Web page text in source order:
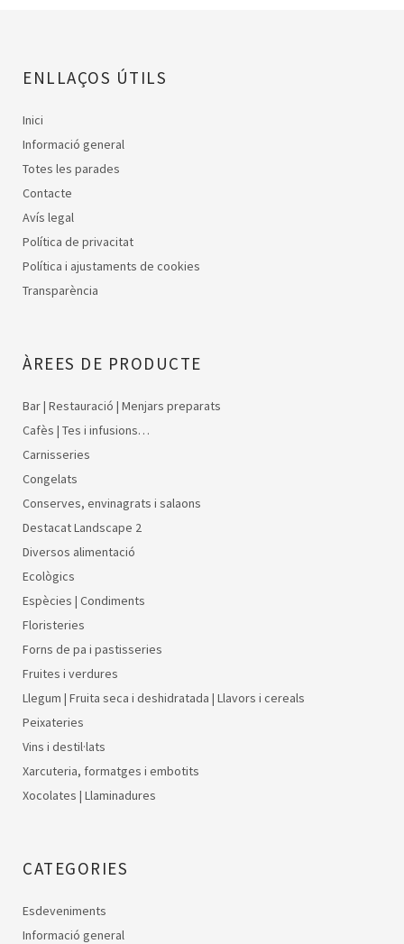
ENLLAÇOS ÚTILS
Inici
Informació general
Totes les parades
Contacte
Avís legal
Política de privacitat
Política i ajustaments de cookies
Transparència
ÀREES DE PRODUCTE
Bar | Restauració | Menjars preparats
Cafès | Tes i infusions…
Carnisseries
Congelats
Conserves, envinagrats i salaons
Destacat Landscape 2
Diversos alimentació
Ecològics
Espècies | Condiments
Floristeries
Forns de pa i pastisseries
Fruites i verdures
Llegum | Fruita seca i deshidratada | Llavors i cereals
Peixateries
Vins i destil·lats
Xarcuteria, formatges i embotits
Xocolates | Llaminadures
CATEGORIES
Esdeveniments
Informació general